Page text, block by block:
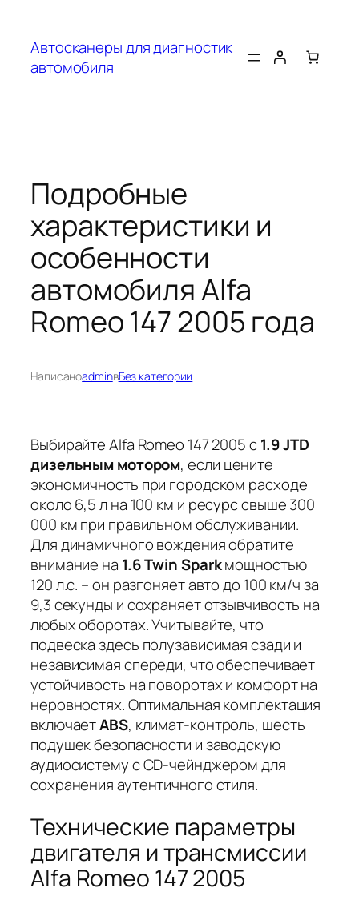
содержимому
Автосканеры для диагностик
автомобиля
Подробные
характеристики и
особенности
автомобиля Alfa
Romeo 147 2005 года
НаписаноadminвБез категории
Выбирайте Alfa Romeo 147 2005 с1.9 JTD
дизельным мотором, если цените
экономичность при городском расходе
около6,5 л на 100 км и ресурс свыше 300
000 км при правильном обслуживании.
Для динамичного вождения обратите
внимание на 1.6 Twin Sparkмощностью
120 л.с. – он разгоняет авто до 100 км/ч за
9,3 секунды и сохраняет отзывчивость на
любых оборотах. Учитывайте, что
подвеска здесь полузависимая сзади и
независимая спереди, что обеспечивает
устойчивость на поворотах и комфорт на
неровностях. Оптимальная комплектация
включаетABS, климат-контроль, шесть
подушек безопасности и заводскую
аудиосистему с CD-чейнджером для
сохранения аутентичного стиля.
Технические параметры
двигателя и трансмиссии
Alfa Romeo 147 2005